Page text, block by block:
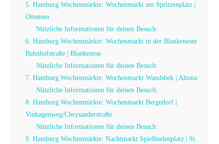
5. Hamburg Wochenmärkte: Wochenmarkt am Spritzenplatz |
Ottensen
Nützliche Informationen für deinen Besuch:
6. Hamburg Wochenmärkte: Wochenmarkt in der Blankeneser
Bahnhofstraße | Blankenese
Nützliche Informationen für deinen Besuch:
7. Hamburg Wochenmärkte: Wochenmarkt Wandsbek | Altona
Nützliche Informationen für deinen Besuch:
8. Hamburg Wochenmärkte: Wochenmarkt Bergedorf |
Vinhagenweg/Chrysanderstraße
Nützliche Informationen für deinen Besuch:
9. Hamburg Wochenmärkte: Nachtmarkt Spielbudenplatz | St.